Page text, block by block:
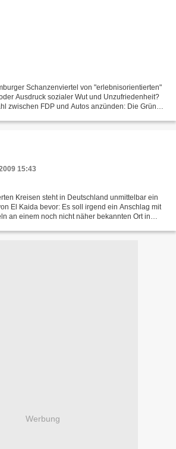
Schanzenviertel von "erlebnisorientierten"
Ausdruck sozialer Wut und Unzufriedenheit?
zwischen FDP und Autos anzünden: Die Gründe,
15:43
Kreisen steht in Deutschland unmittelbar ein
El Kaida bevor: Es soll irgend ein Anschlag mit
an einem noch nicht näher bekannten Ort in
Werbung